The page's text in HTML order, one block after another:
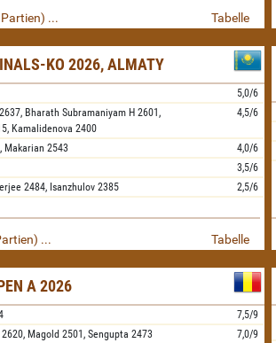
... Tabelle
KO 2026, ALMATY
5,0/6
2637, Bharath Subramaniyam H 2601,
Kamalidenova 2400
4,5/6
Makarian 2543
4,0/6
3,5/6
2484, Isanzhulov 2385 2,5/6
... Tabelle
A 2026
7,5/9
2620, Magold 2501,Sengupta 2473
7,0/9